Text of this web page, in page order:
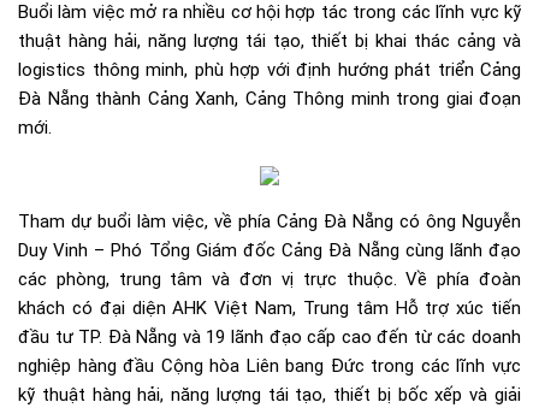
Buổi làm việc mở ra nhiều cơ hội hợp tác trong các lĩnh vực kỹ
thuật hàng hải, năng lượng tái tạo, thiết bị khai thác cảng và
logistics thông minh, phù hợp với định hướng phát triển Cảng
Đà Nẵng thành Cảng Xanh, Cảng Thông minh trong giai đoạn
mới.
Tham dự buổi làm việc, về phía Cảng Đà Nẵng có ông Nguyễn
Duy Vinh – Phó Tổng Giám đốc Cảng Đà Nẵng cùng lãnh đạo
các phòng, trung tâm và đơn vị trực thuộc. Về phía đoàn
khách có đại diện AHK Việt Nam, Trung tâm Hỗ trợ xúc tiến
đầu tư TP. Đà Nẵng và 19 lãnh đạo cấp cao đến từ các doanh
nghiệp hàng đầu Cộng hòa Liên bang Đức trong các lĩnh vực
kỹ thuật hàng hải, năng lượng tái tạo, thiết bị bốc xếp và giải